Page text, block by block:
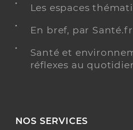
Les espaces
En bref, par Santé.fr
Santé et
réflexes au
NOS SERVICES